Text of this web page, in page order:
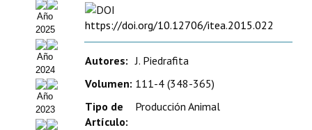
Estatutos
Hacerse socio
Noticias
Galería de Fotos
Web AIDA 2.0
Año
2025
Año
2024
Año
2023
https://doi.org/10.12706/itea.2015.022
Autores: J. Piedrafita
Volumen: 111-4 (348-365)
Tipo de
Artículo:
Producción Animal